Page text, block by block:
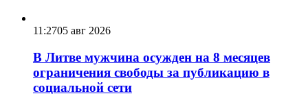
11:2705 авг 2026
В Литве мужчина осужден на 8 месяцев
ограничения свободы за публикацию в
социальной сети